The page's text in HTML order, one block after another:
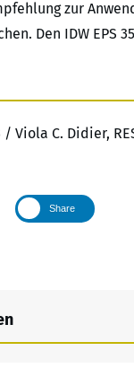
zur
Den IDW EPS
Viola C. Didier,
Share